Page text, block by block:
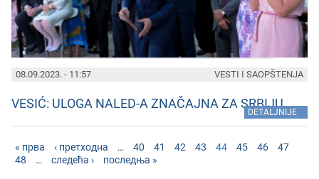
08.09.2023. - 11:57
VESIĆ: ULOGA NALED-A ZNAČAJNA ZA SRBIJU
DETALJNIJE
VESTI I SAOPŠTENJA
« прва ‹ претходна … 40 41 42 43 44 45 46
47
48
… следећа › последња »